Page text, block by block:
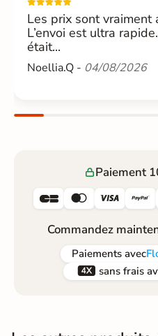
Les prix sont vraiment
L’envoi est ultra
était...
Noellia.Q - 04/08/2026
Paiement
   
Commandez
Paiements avec
 sans frais